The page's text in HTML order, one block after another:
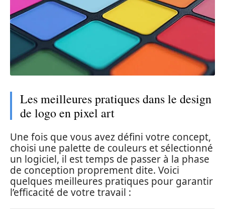
Les meilleures pratiques dans le design
de logo en pixel art
Une fois que vous avez défini votre concept,
choisi une palette de couleurs et sélectionné
un logiciel, il est temps de passer à la phase
de conception proprement dite. Voici
quelques meilleures pratiques pour garantir
l’efficacité de votre travail :